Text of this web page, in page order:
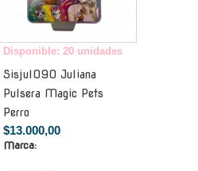
Disponible: 20 unidades
Sisjul090 Juliana
Pulsera Magic Pets
Perro
$13.000,00
Marca: